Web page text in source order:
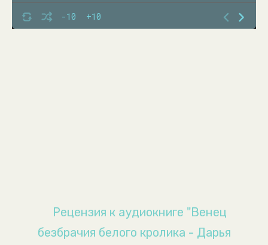
-10 +10
07
08
Рецензия к аудиокниге "Венец
безбрачия белого кролика - Дарья